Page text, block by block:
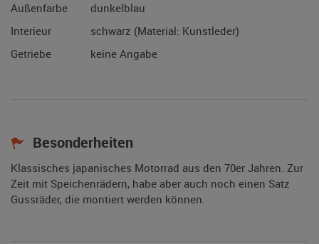
Außenfarbe
dunkelblau
Interieur
schwarz (Material: Kunstleder)
Getriebe
keine Angabe
Besonderheiten
Klassisches japanisches Motorrad aus den 70er Jahren. Zur
Zeit mit Speichenrädern, habe aber auch noch einen Satz
Gussräder, die montiert werden können.